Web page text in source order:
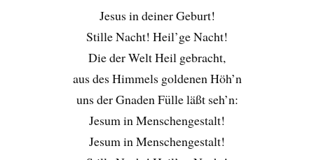
Jesus in deiner Geburt!
Stille Nacht! Heil’ge Nacht!
Die der Welt Heil gebracht,
aus des Himmels goldenen Höh’n
uns der Gnaden Fülle läßt seh’n:
Jesum in Menschengestalt!
Jesum in Menschengestalt!